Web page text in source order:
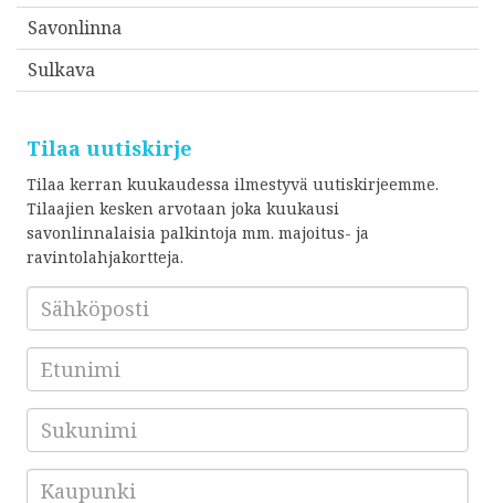
Savonlinna
Sulkava
Tilaa uutiskirje
Tilaa kerran kuukaudessa ilmestyvä uutiskirjeemme.
Tilaajien kesken arvotaan joka kuukausi
savonlinnalaisia palkintoja mm. majoitus- ja
ravintolahjakortteja.
Sähköposti
Etunimi
Sukunimi
Kaupunki